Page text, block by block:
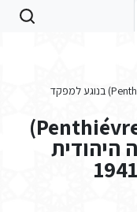
מברק מהעיר פנתיאבר (Penthiévre) בנוגע למפקד
מברק מהעיר פנתיאבר (Penthiévre)
היהודית